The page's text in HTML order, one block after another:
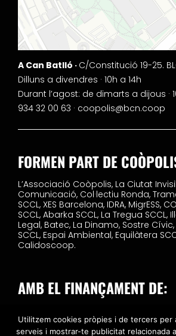
A Can Batlló · C/Constitució 19-25.
Dilluns a divendres · 10h a 14h
Durant l’agost: de dimarts a dijous ·
934 32 00 63 · coopolis@bcn.coop
FORMEN PART DE
L’Associació Coòpolis, La Ciutat
Comunicació, Col·lectiu Ronda,
SCCL, XES Barcelona, IDRA, MigrESS,
SCCL, Abarka SCCL, La Tregua SCCL,
Legal, Batec, La Dinamo, Sostre Cívic,
SCCL, Espai Ambiental, Equilàtera
Calidoscoop.
AMB EL FINANÇAMENT DE:
Utilitzem cookies pròpies i de tercers per
serveis i mostrar-te publicitat relacionada